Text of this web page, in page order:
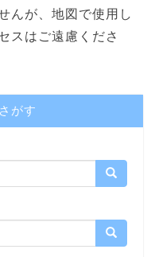
んが、地図で使用し
スはご遠慮くださ
がす